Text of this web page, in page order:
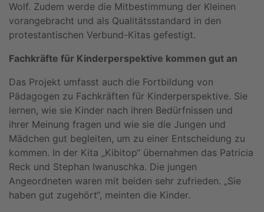
Wolf. Zudem werde die Mitbestimmung der Kleinen
vorangebracht und als Qualitätsstandard in den
protestantischen Verbund-Kitas gefestigt.
Fachkräfte für Kinderperspektive kommen gut an
Das Projekt umfasst auch die Fortbildung von
Pädagogen zu Fachkräften für Kinderperspektive. Sie
lernen, wie sie Kinder nach ihren Bedürfnissen und
ihrer Meinung fragen und wie sie die Jungen und
Mädchen gut begleiten, um zu einer Entscheidung zu
kommen. In der Kita „Kibitop“ übernahmen das Patricia
Reck und Stephan Iwanuschka. Die jungen
Angeordneten waren mit beiden sehr zufrieden. „Sie
haben gut zugehört“, meinten die Kinder.